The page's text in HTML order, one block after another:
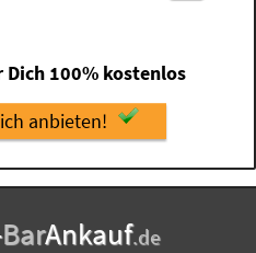
Dich 100% kostenlos
anbieten!
BarAnkauf.de